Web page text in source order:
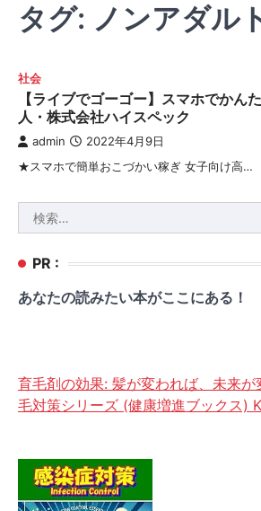
タグ: ノンアダル
社会
【ライブでゴーゴー】スマホでかん
人・株式会社ハイスペック
admin 2022年4月9日
★スマホで簡単おこづかい稼ぎ 女子向け高…
索:
PR :
あなたの読みたい本がここにある！
育毛剤の効果: 髪が変われば、未来
毛対策シリーズ (健康増進ブックス)